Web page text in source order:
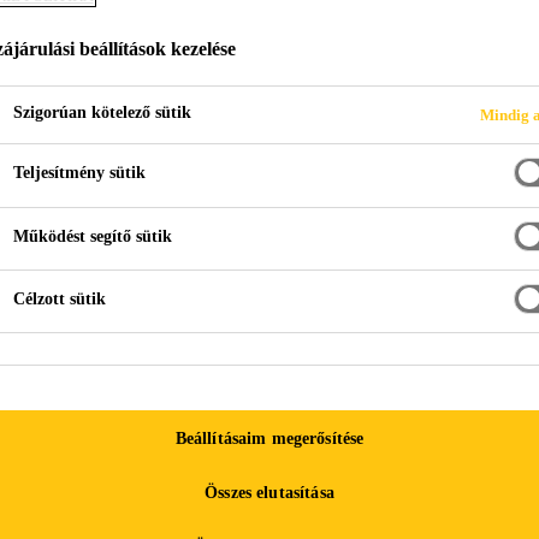
20 DE
számos poliuretán injektáló
bázisú Sika injektáló gyantához, például: SikaInject
poliuretán injektáló gyantához:
beállítások kezelése
Szigorúan kötelező sütik Mindig
Teljesítmény sütik
Működést segítő sütik
Célzott sütik
Beállításaim megerősítése
Összes elutasítása